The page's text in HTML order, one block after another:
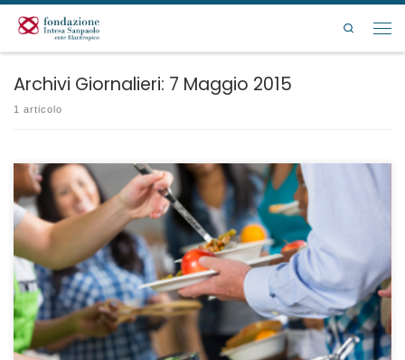
Passa al contenuto
Search
Archivi Giornalieri: 7 Maggio 2015
1 articolo
La Fondazione valuterà le domande che perverranno entro il 10 novembre
2015